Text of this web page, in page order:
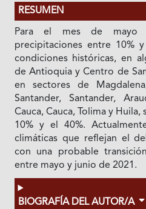
RESUMEN
Para el mes de mayo
precipitaciones entre 10%
condiciones históricas, en
de Antioquia y Centro de
en sectores de
Santander, Santander,
Cauca, Cauca, Tolima y
10% y el 40%.
climáticas que reflejan el
con una probable
entre mayo y junio de 2021.
BIOGRAFÍA DEL AUTOR/A